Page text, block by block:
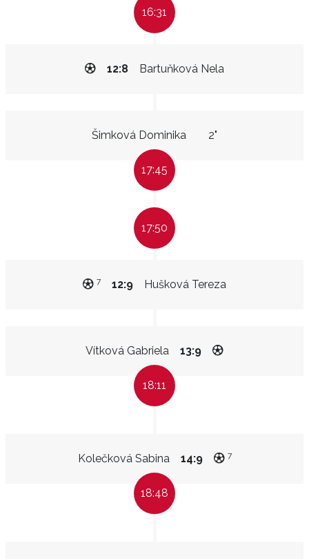
16:31
Bartuňková Nela
12:8
Šimková Dominika 2"
17:45
17:50
Hušková Tereza
12:9
7
Vítková Gabriela 13:9
18:11
Kolečková Sabina 14:9 7
18:48